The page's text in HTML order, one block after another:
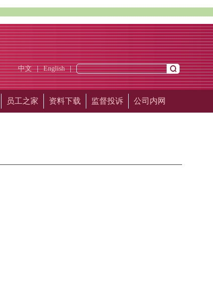
中文 | English |
员工之家 资料下载 监督投诉 公司内网